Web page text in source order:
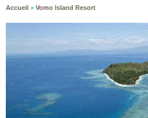
Accueil > Vomo Island Resort